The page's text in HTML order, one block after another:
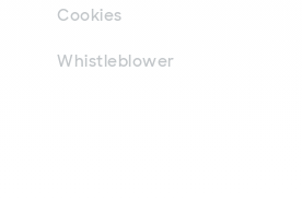
Cookies
Whistleblower